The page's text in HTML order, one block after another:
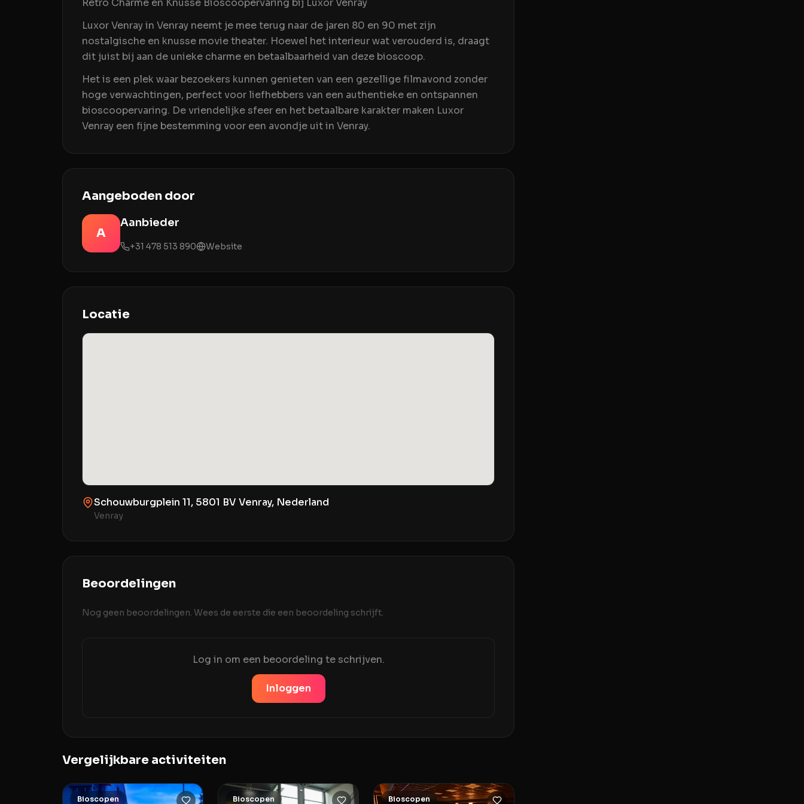
Retro Charme en Knusse Bioscoopervaring bij Luxor Venray
Luxor Venray in Venray neemt je mee terug naar de jaren 80 en 90 met zijn
nostalgische en knusse movie theater. Hoewel het interieur wat verouderd is, draagt
dit juist bij aan de unieke charme en betaalbaarheid van deze bioscoop.
Het is een plek waar bezoekers kunnen genieten van een gezellige filmavond zonder
hoge verwachtingen, perfect voor liefhebbers van een authentieke en ontspannen
bioscoopervaring. De vriendelijke sfeer en het betaalbare karakter maken Luxor
Venray een fijne bestemming voor een avondje uit in Venray.
Aangeboden door
A
Aanbieder
+31 478 513 890 Website
Locatie
Schouwburgplein 11, 5801 BV Venray, Nederland
Venray
Beoordelingen
Nog geen beoordelingen. Wees de eerste die een beoordeling schrijft.
Log in om een beoordeling te schrijven.
Inloggen
Vergelijkbare activiteiten
Bioscopen Bioscopen Bioscopen